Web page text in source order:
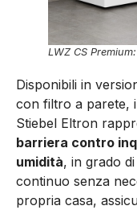
LWZ CS
Disponibili in
con filtro a parete,
Stiebel Eltron
barriera contro
umidità, in grado
continuo senza
propria casa,